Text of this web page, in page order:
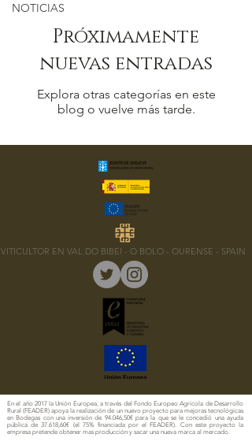
NOTICIAS
Próximamente
nuevas entradas
Explora otras categorías en este
blog o vuelve más tarde.
VITICULTOR EN VAL DO BIBEI - O BOLO - OURENSE - SPAIN
En el año 2017 la Unión Europea, a través del Fondo Europeo Agrícola de Desarrollo
Rural (FEADER) apoya la realización de un nuevo proyecto para mejoras tecnológicas
en Bodegas con una inversión de 94.046,50€ para la que se le concedió una ayuda
pública de 37.618,60€ (el 75% financiada por el FEADER). Con este proyecto la
empresa pretende obtener mas producción y sacar una nueva marca al mercado.